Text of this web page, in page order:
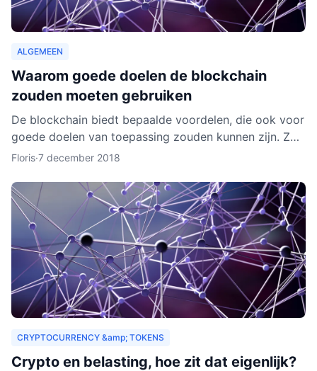
ALGEMEEN
Waarom goede doelen de blockchain
zouden moeten gebruiken
De blockchain biedt bepaalde voordelen, die ook voor
goede doelen van toepassing zouden kunnen zijn. Zo
zouden organisaties ook een heel nieuw publiek
Floris·7 december 2018
CRYPTOCURRENCY &amp; TOKENS
Crypto en belasting, hoe zit dat eigenlijk?